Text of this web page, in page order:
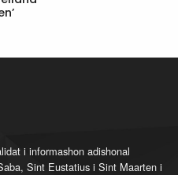
i informashon adishonal
Sint Eustatius i Sint Maarten i